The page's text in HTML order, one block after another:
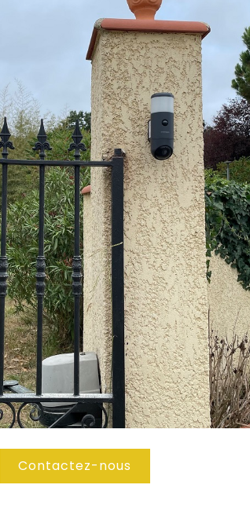
Contactez-nous